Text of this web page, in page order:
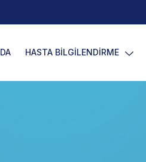
HASTA BİLGİLENDİRME